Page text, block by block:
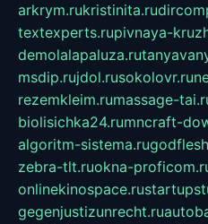
arkrym.rukristinita.ru
textexperts.rupivnaya-
demolalapaluza.ru
msdip.rujdol.rusokolovr.ru
rezemkleim.rumassage-
biolisichka24.rumncraft-
algoritm-sistema.ru
zebra-tlt.ruokna-
onlinekinospace.ru
gegenjustizunrecht.ru